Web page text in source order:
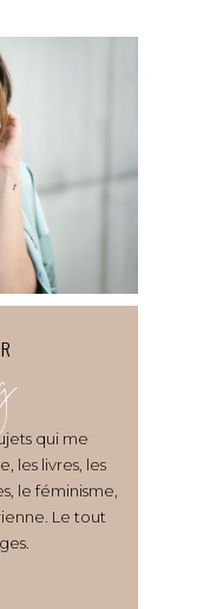
qui me
les livres, les
le féminisme,
Le tout